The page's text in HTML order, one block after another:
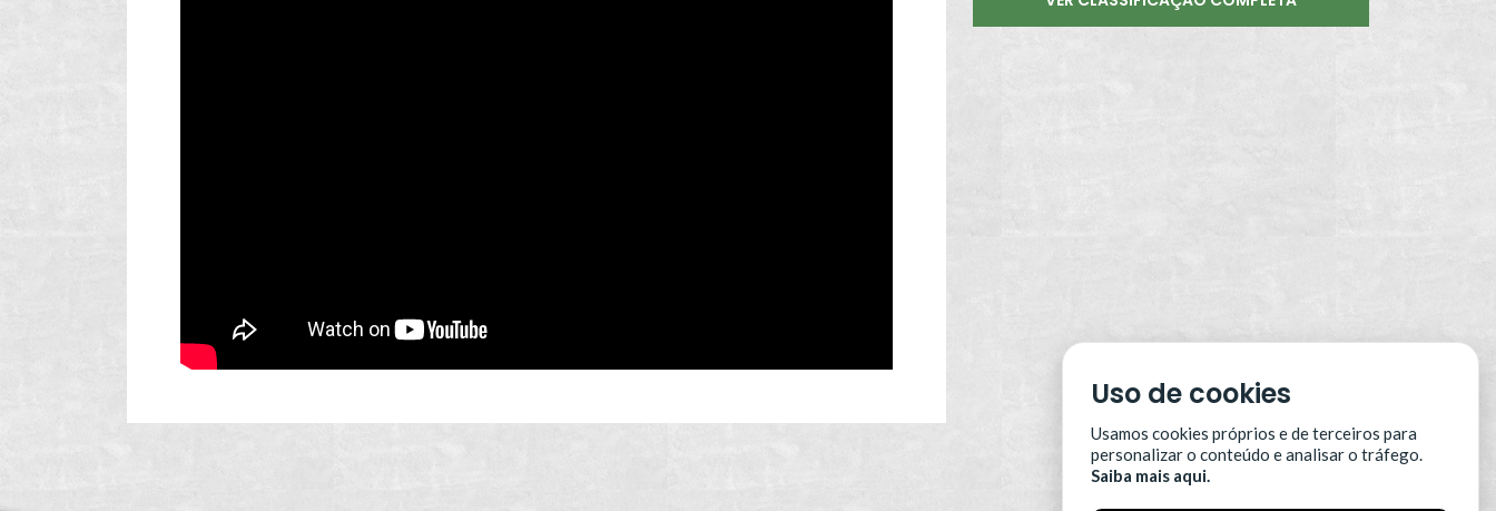
Uso de cookies
Usamos cookies próprios e de terceiros para
personalizar o conteúdo e analisar o tráfego.
Saiba mais aqui.